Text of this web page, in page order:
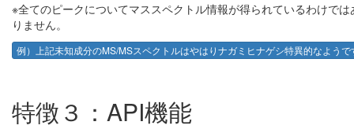
※全てのピークについてマススペクトル情報が得られているわけでは
りません。
例）上記未知成分のMS/MSスペクトルはやはりナガミヒナゲシ特異的なようで
特徴３：API機能